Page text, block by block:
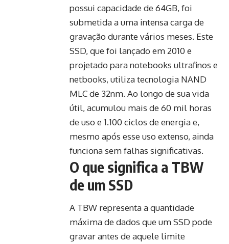
possui capacidade de 64GB, foi
submetida a uma intensa carga de
gravação durante vários meses. Este
SSD, que foi lançado em 2010 e
projetado para notebooks ultrafinos e
netbooks, utiliza tecnologia NAND
MLC de 32nm. Ao longo de sua vida
útil, acumulou mais de 60 mil horas
de uso e 1.100 ciclos de energia e,
mesmo após esse uso extenso, ainda
funciona sem falhas significativas.
O que significa a TBW
de um SSD
A TBW representa a quantidade
máxima de dados que um SSD pode
gravar antes de aquele limite